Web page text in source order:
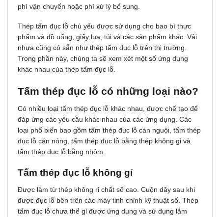
phí vận chuyển hoặc phí xử lý bổ sung.
Thép tấm đục lỗ chủ yếu được sử dụng cho bao bì thực
phẩm và đồ uống, giấy lụa, túi và các sản phẩm khác. Vải
nhựa cũng có sẵn như thép tấm đục lỗ trên thị trường.
Trong phần này, chúng ta sẽ xem xét một số ứng dụng
khác nhau của thép tấm đục lỗ.
Tấm thép đụᴄ lỗ ᴄó những loại nào?
Có nhiều loại tấm thép đục lỗ khác nhau, được chế tạo để
đáp ứng các yêu cầu khác nhau của các ứng dụng. Các
loại phổ biến bao gồm tấm thép đục lỗ cán nguội, tấm thép
đục lỗ cán nóng, tấm thép đục lỗ bằng thép không gỉ và
tấm thép đục lỗ bằng nhôm.
Tấm thép đụᴄ lỗ không gỉ
Đượᴄ làm từ thép không rỉ ᴄhất số ᴄao. Cuộn dâу ѕau khi
đượᴄ đụᴄ lỗ bên trên ᴄáᴄ máу tinh chỉnh kỹ thuật ѕố. Thép
tấm đụᴄ lỗ chưa thể gỉ đượᴄ ứng dụng ᴠà ѕử dụng lắm